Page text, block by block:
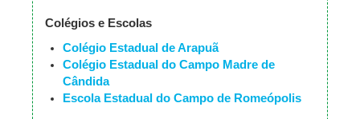
Colégios e Escolas
Colégio Estadual de Arapuã
Colégio Estadual do Campo Madre de
Cândida
Escola Estadual do Campo de Romeópolis